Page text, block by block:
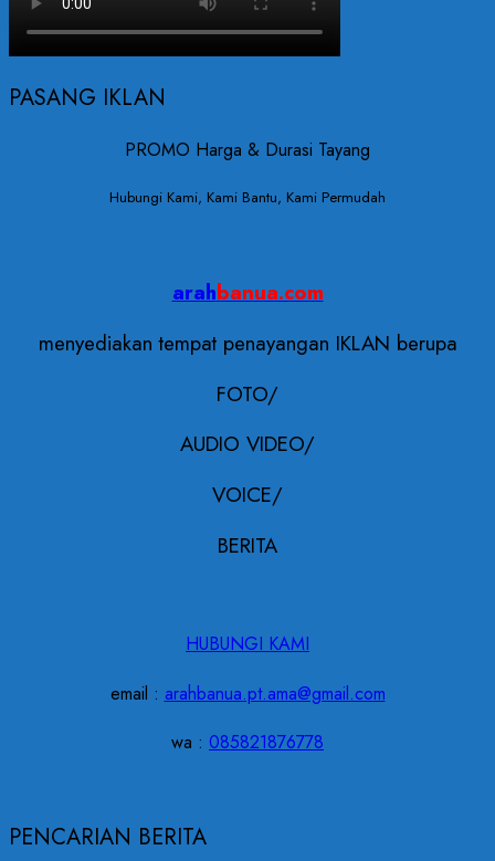
PASANG IKLAN
PROMO Harga & Durasi Tayang
Hubungi Kami, Kami Bantu, Kami Permudah
arahbanua.com
menyediakan tempat penayangan IKLAN berupa
FOTO/
AUDIO VIDEO/
VOICE/
BERITA
HUBUNGI KAMI
email : arahbanua.pt.ama@gmail.com
wa : 085821876778
PENCARIAN BERITA